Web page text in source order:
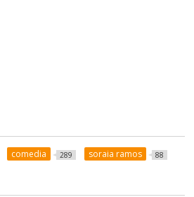
comedia 289 soraia ramos 88